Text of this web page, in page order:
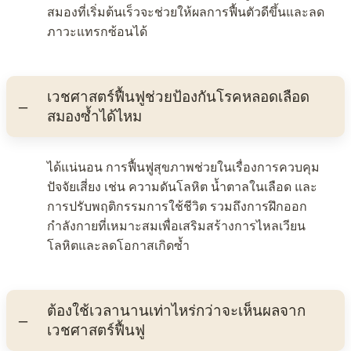
สมองที่เริ่มต้นเร็วจะช่วยให้ผลการฟื้นตัวดีขึ้นและลด
ภาวะแทรกซ้อนได้
เวชศาสตร์ฟื้นฟูช่วยป้องกันโรคหลอดเลือด
สมองซ้ำได้ไหม
ได้แน่นอน การฟื้นฟูสุขภาพช่วยในเรื่องการควบคุม
ปัจจัยเสี่ยง เช่น ความดันโลหิต น้ำตาลในเลือด และ
การปรับพฤติกรรมการใช้ชีวิต รวมถึงการฝึกออก
กำลังกายที่เหมาะสมเพื่อเสริมสร้างการไหลเวียน
โลหิตและลดโอกาสเกิดซ้ำ
ต้องใช้เวลานานเท่าไหร่กว่าจะเห็นผลจาก
เวชศาสตร์ฟื้นฟู